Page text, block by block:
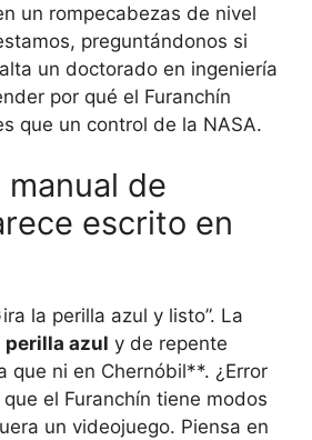
un rompecabezas de nivel
preguntándonos si
un doctorado en ingeniería
por qué el Furanchín
que un control de la NASA.
de
escrito en
la perilla azul y listo”. La
perilla azul y de repente
que ni en Chernóbil**. ¿Error
que el Furanchín tiene modos
un videojuego. Piensa en